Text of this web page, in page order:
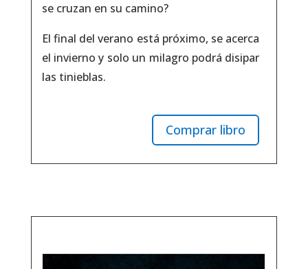
se cruzan en su camino?
El final del verano está próximo, se acerca
el invierno y solo un milagro podrá disipar
las tinieblas.
Comprar libro